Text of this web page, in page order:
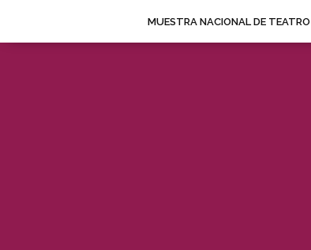
MUESTRA NACIONAL DE TEATRO